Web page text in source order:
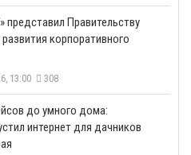
Правительству
корпоративного
13:00 308
до умного дома:
интернет для дачников